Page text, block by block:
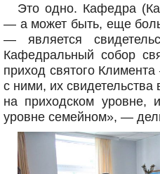
Это одно. Кафедра
— а может быть, еще
— является
Кафедральный собор
приход святого
с ними, их
на приходском уровне,
уровне семейном», —